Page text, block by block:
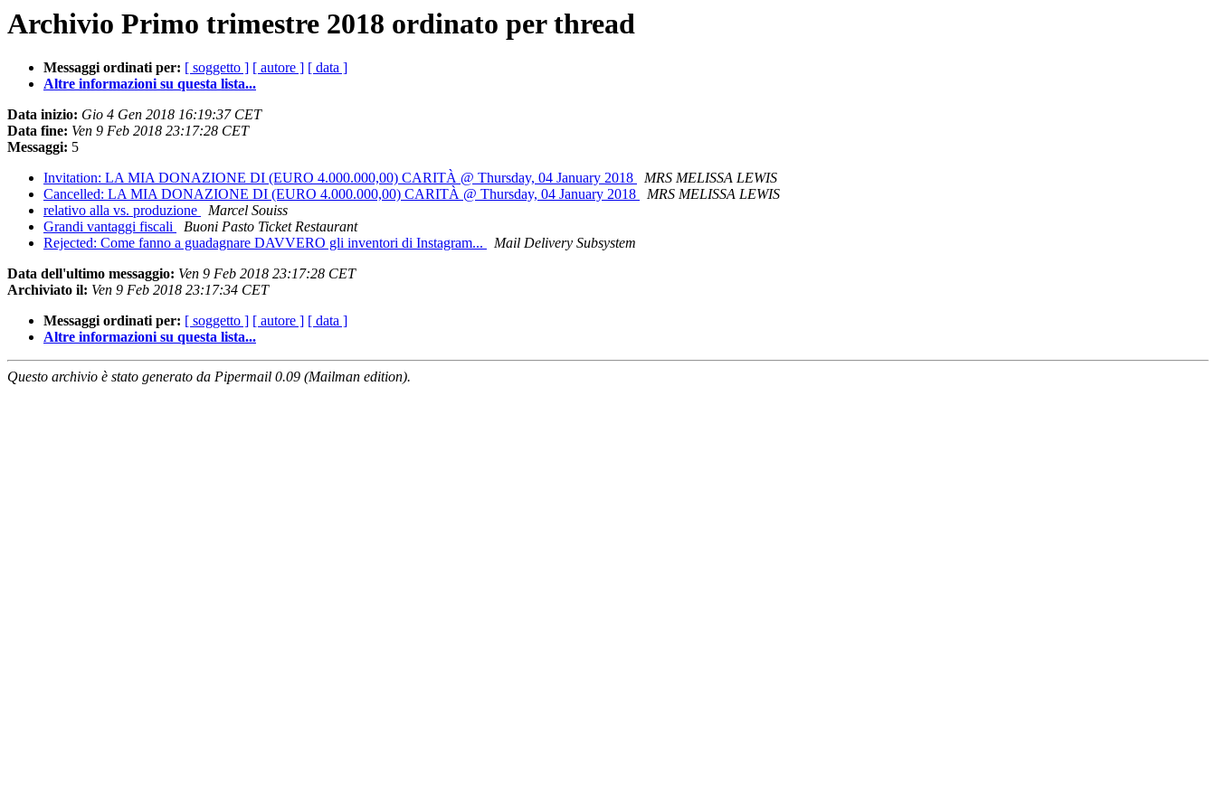
Archivio Primo trimestre 2018 ordinato per thread
Messaggi ordinati per: [ soggetto ] [ autore ] [ data ]
Altre informazioni su questa lista...
Data inizio: Gio 4 Gen 2018 16:19:37 CET
Data fine: Ven 9 Feb 2018 23:17:28 CET
Messaggi: 5
Invitation: LA MIA DONAZIONE DI (EURO 4.000.000,00) CARITÀ @ Thursday, 04 January 2018
MRS MELISSA LEWIS
Cancelled: LA MIA DONAZIONE DI (EURO 4.000.000,00) CARITÀ @ Thursday, 04 January 2018
MRS MELISSA LEWIS
relativo alla vs. produzione
Marcel Souiss
Grandi vantaggi fiscali
Buoni Pasto Ticket Restaurant
Rejected: Come fanno a guadagnare DAVVERO gli inventori di Instagram...
Mail Delivery Subsystem
Data dell'ultimo messaggio: Ven 9 Feb 2018 23:17:28 CET
Archiviato il: Ven 9 Feb 2018 23:17:34 CET
Messaggi ordinati per: [ soggetto ] [ autore ] [ data ]
Altre informazioni su questa lista...
Questo archivio è stato generato da Pipermail 0.09 (Mailman edition).